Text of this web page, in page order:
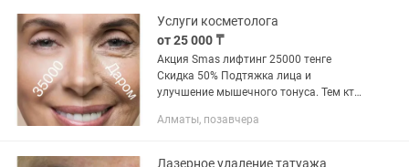
гемоглобин) с их...
Услуги косметолога
от 25 000 ₸
Акция Smas лифтинг 25000 тенге
Скидка 50% Подтяжка лица и
улучшение мышечного тонуса. Тем кто
предлагаю такую схему: Делаем вам
Алматы, позавчера
Лазерное удаление татуажа